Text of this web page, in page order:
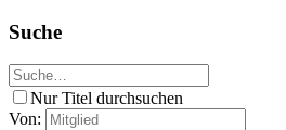
Suche
Nur Titel durchsuchen
Von: